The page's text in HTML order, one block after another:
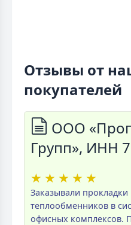
Отзывы от
покупателей
ООО
Групп», ИНН
★ ★ ★ ★ ★
Заказывали
теплообменников в
офисных комплексов.